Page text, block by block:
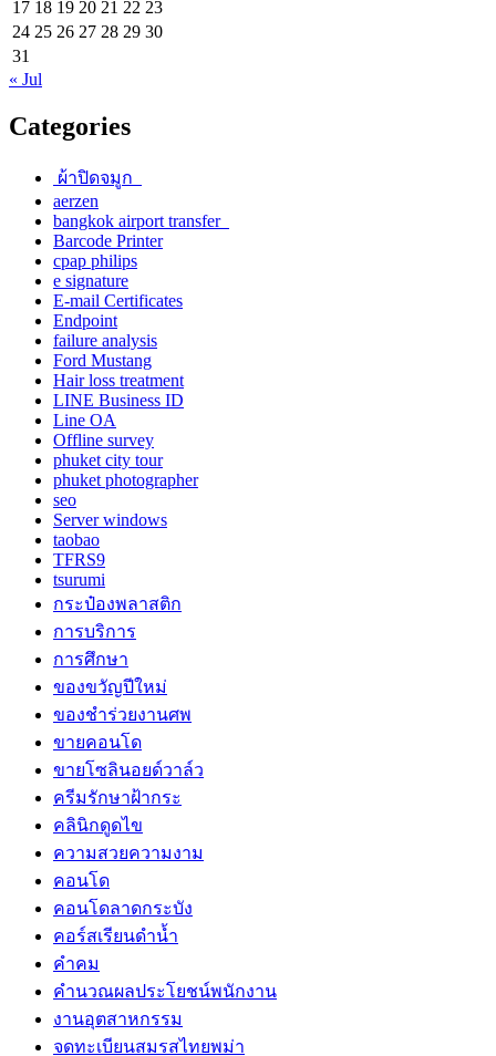
17 18 19 20 21 22 23
24 25 26 27 28 29 30
31
« Jul
Categories
ผ้าปิดจมูก
aerzen
bangkok airport transfer
Barcode Printer
cpap philips
e signature
E-mail Certificates
Endpoint
failure analysis
Ford Mustang
Hair loss treatment
LINE Business ID
Line OA
Offline survey
phuket city tour
phuket photographer
seo
Server windows
taobao
TFRS9
tsurumi
กระป๋องพลาสติก
การบริการ
การศึกษา
ของขวัญปีใหม่
ของชำร่วยงานศพ
ขายคอนโด
ขายโซลินอยด์วาล์ว
ครีมรักษาฝ้ากระ
คลินิกดูดไข
ความสวยความงาม
คอนโด
คอนโดลาดกระบัง
คอร์สเรียนดำน้ำ
คำคม
คำนวณผลประโยชน์พนักงาน
งานอุตสาหกรรม
จดทะเบียนสมรสไทยพม่า